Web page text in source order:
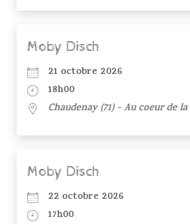
Moby Disch
21 octobre 2026
18h00
Chaudenay (71) - Au coeur de
Moby Disch
22 octobre 2026
17h00